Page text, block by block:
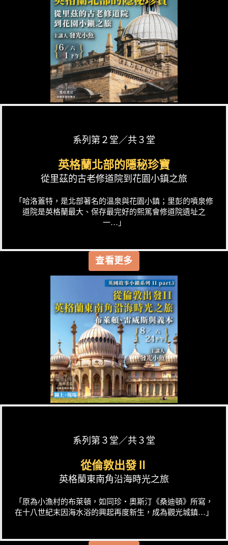
系列第２堂／共３堂
英格蘭北部的隱秘珍寶
從里茲的古老修道院到花園小鎮之旅
「哈洛蓋特，是北部著名的溫泉與花園小鎮；里彭的噴泉修
道院是英格蘭最大、保存最完好的熙篤會修道院遺址之
一…」
查看更多
系列第３堂／共３堂
從倫敦出發Ⅱ
英格蘭東南角沿海時光之旅
「原為小漁村的布萊頓，如同珍‧奧斯汀《桑迪頓》所寫，
在十八世紀末因海水浴的興起再度新生，成為觀光城鎮…」